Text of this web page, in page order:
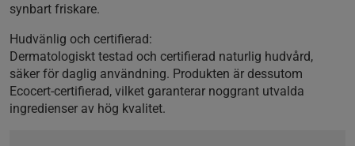
synbart friskare.
Hudvänlig och certifierad:
Dermatologiskt testad och certifierad naturlig hudvård,
säker för daglig användning. Produkten är dessutom
Ecocert-certifierad, vilket garanterar noggrant utvalda
ingredienser av hög kvalitet.